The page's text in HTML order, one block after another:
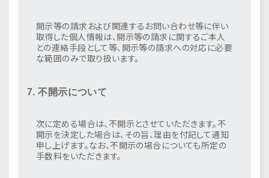
開示等の請求および関連するお問い合わせ等に伴い
取得した個人情報は、開示等の請求に関するご本人
との連絡手段として等、開示等の請求への対応に必要
な範囲のみで取り扱います。
7. 不開示について
次に定める場合は、不開示とさせていただきます。不
開示を決定した場合は、その旨、理由を付記して通知
申し上げます。なお、不開示の場合についても所定の
手数料をいただきます。